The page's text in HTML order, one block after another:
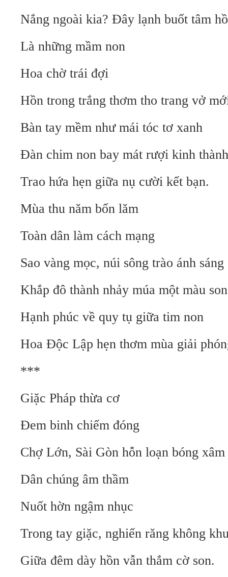
Nắng ngoài kia? Đây lạnh buốt tâm
Là những mầm non
Hoa chờ trái đợi
Hồn trong trắng thơm tho trang vở
Bàn tay mềm như mái tóc tơ xanh
Đàn chim non bay mát rượi kinh thành
Trao hứa hẹn giữa nụ cười kết bạn.
Mùa thu năm bốn lăm
Toàn dân làm cách mạng
Sao vàng mọc, núi sông trào ánh sáng
Khắp đô thành nhảy múa một màu son
Hạnh phúc về quy tụ giữa tim non
Hoa Độc Lập hẹn thơm mùa giải
***
Giặc Pháp thừa cơ
Đem binh chiếm đóng
Chợ Lớn, Sài Gòn hỗn loạn bóng
Dân chúng âm thầm
Nuốt hờn ngậm nhục
Trong tay giặc, nghiến răng không
Giữa đêm dày hồn vẫn thắm cờ son.